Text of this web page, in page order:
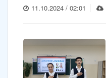
11.10.2024 / 02:01